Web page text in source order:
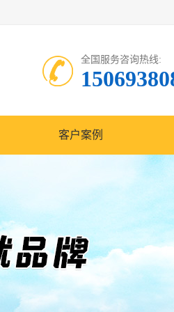
全国服务咨询热线:
客户案例